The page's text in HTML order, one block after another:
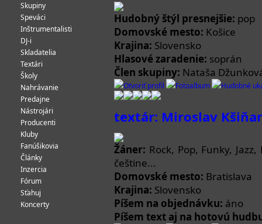
Skupiny
Speváci
Inštrumentalisti
DJ-i
Skladatelia
Textári
Školy
Nahrávanie
Predajne
Nástrojári
Producenti
Kluby
Fanúšikovia
Články
Inzercia
Fórum
Sťahuj
Koncerty
Hudobný štýl presnejšie: pop
Domovské mesto: Košice
Krajina: Slovensko
Hlasové zaradenie: soprán
Člen skupiny: Nataša
Otvoriť profil Fotoalbum Hudobné
textár: Miroslav
Žáner: Rock, Pop, Funky,
češtine...
Domovské mesto: Bratislava
Krajina: Slovensko
Píšem na objednávku: áno
Píšem text aj na hotovú